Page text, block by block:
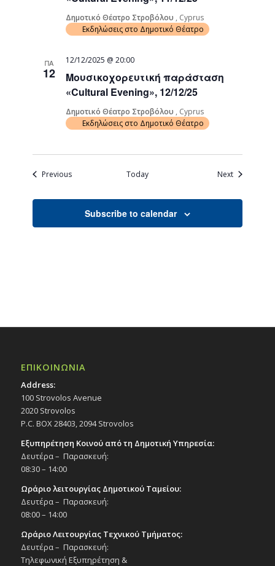
Δημοτικό Θέατρο Στροβόλου , Cyprus
Εκδηλώσεις στο Δημοτικό Θέατρο
ΠΑ
12
Μουσικοχορευτική παράσταση
«Cultural Evening», 12/12/25
12/12/2025 @ 20:00
Δημοτικό Θέατρο Στροβόλου , Cyprus
Εκδηλώσεις στο Δημοτικό Θέατρο
PreviousEvents Today NextEvents
Subscribe to calendar
ΕΠΙΚΟΙΝΩΝΙΑ
Address:
100 Strovolos Avenue
2020 Strovolos
P.C. BOX 28403, 2094 Strovolos
Εξυπηρέτηση Κοινού από τη Δημοτική Υπηρεσία:
Δευτέρα – Παρασκευή:
08:30 – 14:00
Ωράριο λειτουργίας Δημοτικού Ταμείου:
Δευτέρα – Παρασκευή:
08:00 – 14:00
Ωράριο Λειτουργίας Τεχνικού Τμήματος:
Δευτέρα – Παρασκευή:
Τηλεφωνική Εξυπηρέτηση &